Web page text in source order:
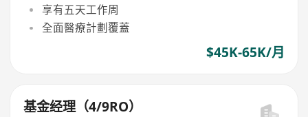
享有五天工作周
全面醫療計劃覆蓋
$45K-65K/月
基金经理（4/9RO）